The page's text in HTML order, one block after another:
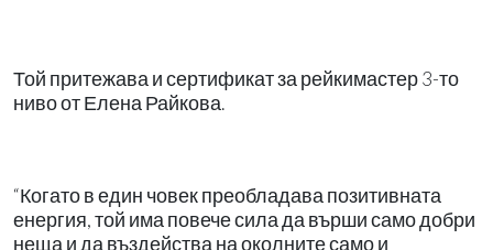
Той притежава и сертификат за рейкимастер 3-то
ниво от Елена Райкова.
“Когато в един човек преобладава позитивната
енергия, той има повече сила да върши само добри
неща и да въздейства на околните само и